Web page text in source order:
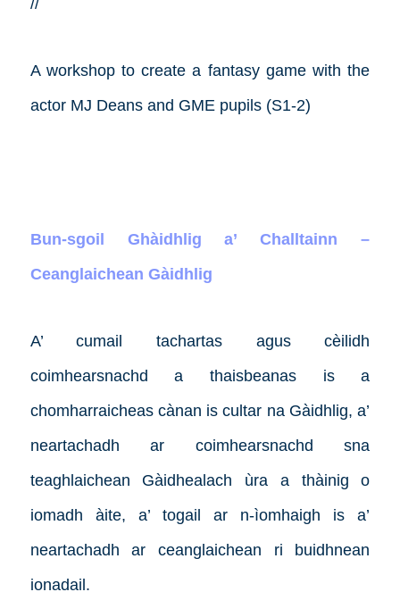
//
A workshop to create a fantasy game with the
actor MJ Deans and GME pupils (S1-2)
Bun-sgoil Ghàidhlig a’ Challtainn –
Ceanglaichean Gàidhlig
A’ cumail tachartas agus cèilidh
coimhearsnachd a thaisbeanas is a
chomharraicheas cànan is cultar na Gàidhlig, a’
neartachadh ar coimhearsnachd sna
teaghlaichean Gàidhealach ùra a thàinig o
iomadh àite, a’ togail ar n-ìomhaigh is a’
neartachadh ar ceanglaichean ri buidhnean
ionadail.